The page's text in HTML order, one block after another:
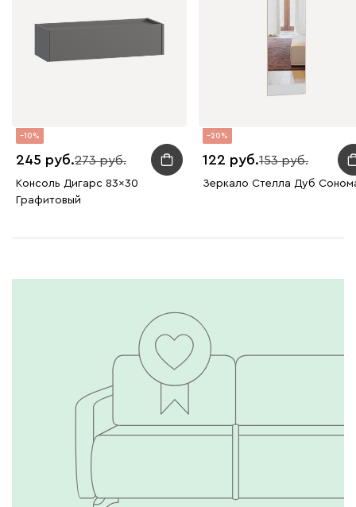
Альтеа
Дарте 897
Серый Терракота
10
245 273
Консоль Дигарс 83x30
Графитовый
20
122 153
Зеркало Стелла Дуб